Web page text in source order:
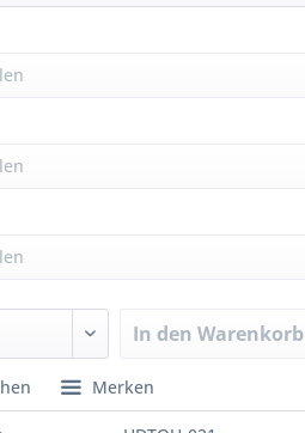
In den Warenkorb
Merken